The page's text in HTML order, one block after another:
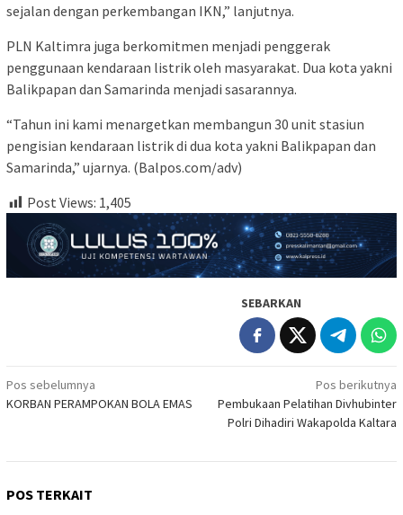
sejalan dengan perkembangan IKN,” lanjutnya.
PLN Kaltimra juga berkomitmen menjadi penggerak
penggunaan kendaraan listrik oleh masyarakat. Dua kota yakni
Balikpapan dan Samarinda menjadi sasarannya.
“Tahun ini kami menargetkan membangun 30 unit stasiun
pengisian kendaraan listrik di dua kota yakni Balikpapan dan
Samarinda,” ujarnya. (Balpos.com/adv)
Post Views: 1,405
SEBARKAN
Navigasi
pos
Pos sebelumnya
KORBAN PERAMPOKAN BOLA EMAS
Pos berikutnya
Pembukaan Pelatihan Divhubinter
Polri Dihadiri Wakapolda Kaltara
POS TERKAIT